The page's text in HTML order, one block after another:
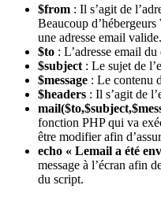
$from : Il s’agit de
Beaucoup
une adresse email valide.
$to : L’adresse email du
$subject : Le sujet de
$message : Le contenu
$headers : Il s’agit de
fonction PHP qui va
être modifier afin
echo « Lemail a été
message à l’écran afin
du script.